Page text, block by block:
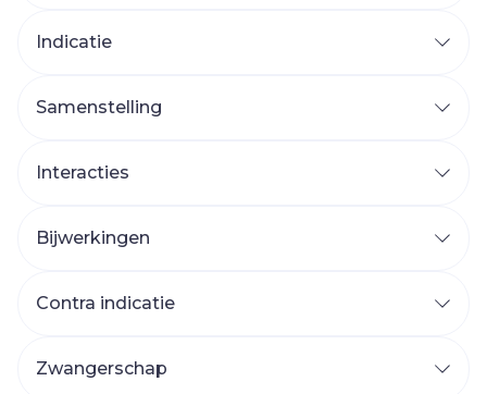
Indicatie
Samenstelling
Interacties
Bijwerkingen
Contra indicatie
Zwangerschap